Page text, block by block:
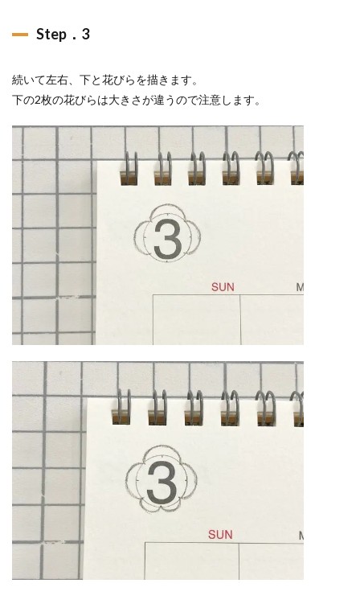
Step．3
続いて左右、下と花びらを描きます。
下の2枚の花びらは大きさが違うので注意します。